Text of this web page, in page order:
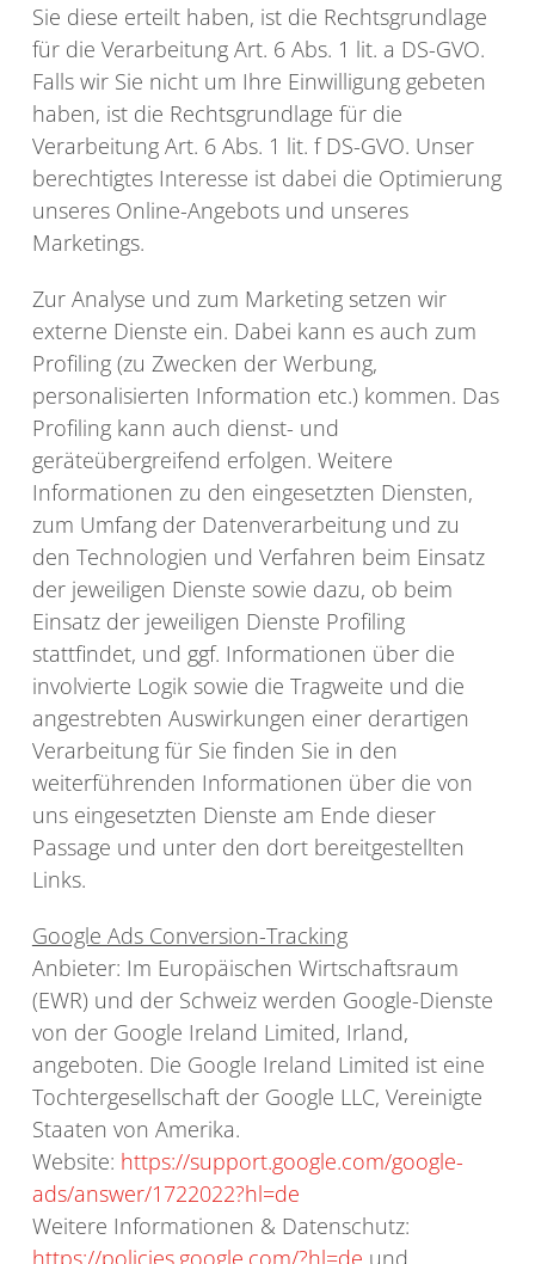
Sie diese erteilt haben, ist die Rechtsgrundlage
für die Verarbeitung Art. 6 Abs. 1 lit. a DS-GVO.
Falls wir Sie nicht um Ihre Einwilligung gebeten
haben, ist die Rechtsgrundlage für die
Verarbeitung Art. 6 Abs. 1 lit. f DS-GVO. Unser
berechtigtes Interesse ist dabei die Optimierung
unseres Online-Angebots und unseres
Marketings.
Zur Analyse und zum Marketing setzen wir
externe Dienste ein. Dabei kann es auch zum
Profiling (zu Zwecken der Werbung,
personalisierten Information etc.) kommen. Das
Profiling kann auch dienst- und
geräteübergreifend erfolgen. Weitere
Informationen zu den eingesetzten Diensten,
zum Umfang der Datenverarbeitung und zu
den Technologien und Verfahren beim Einsatz
der jeweiligen Dienste sowie dazu, ob beim
Einsatz der jeweiligen Dienste Profiling
stattfindet, und ggf. Informationen über die
involvierte Logik sowie die Tragweite und die
angestrebten Auswirkungen einer derartigen
Verarbeitung für Sie finden Sie in den
weiterführenden Informationen über die von
uns eingesetzten Dienste am Ende dieser
Passage und unter den dort bereitgestellten
Links.
Google Ads Conversion-Tracking
Anbieter: Im Europäischen Wirtschaftsraum
(EWR) und der Schweiz werden Google-Dienste
von der Google Ireland Limited, Irland,
angeboten. Die Google Ireland Limited ist eine
Tochtergesellschaft der Google LLC, Vereinigte
Staaten von Amerika.
Website: https://support.google.com/google-
ads/answer/1722022?hl=de
Weitere Informationen & Datenschutz:
https://policies.google.com/?hl=de und